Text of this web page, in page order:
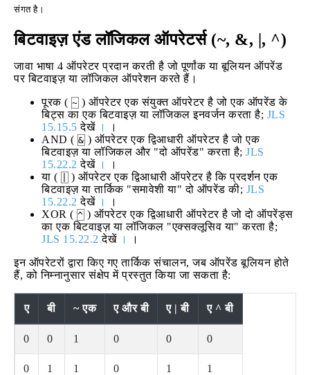
संगत है।
बिटवाइज़ एंड लॉजिकल ऑपरेटर्स (~, &, |, ^)
जावा भाषा 4 ऑपरेटर प्रदान करती है जो पूर्णांक या बूलियन ऑपरेंड
पर बिटवाइज़ या लॉजिकल ऑपरेशन करते हैं।
पूरक ( ~ ) ऑपरेटर एक संयुक्त ऑपरेटर है जो एक ऑपरेंड के
बिट्स का एक बिटवाइज़ या लॉजिकल इनवर्जन करता है; JLS
15.15.5 देखें ।
।
AND ( & ) ऑपरेटर एक द्विआधारी ऑपरेटर है जो एक
बिटवाइज़ या लॉजिकल और "दो ऑपरेंड" करता है; JLS
15.22.2 देखें ।
।
या (
) ऑपरेटर एक द्विआधारी ऑपरेटर है कि प्रदर्शन एक
बिटवाइज़ या तार्किक "समावेशी या" दो ऑपरेंड की; JLS
15.22.2 देखें ।
।
XOR ( ^ ) ऑपरेटर एक द्विआधारी ऑपरेटर है जो दो ऑपरेंड्स
का एक बिटवाइज़ या लॉजिकल "एक्सक्लूसिव या" करता है;
JLS 15.22.2 देखें ।
।
इन ऑपरेटरों द्वारा किए गए तार्किक संचालन, जब ऑपरेंड बूलियन होते
हैं, को निम्नानुसार संक्षेप में प्रस्तुत किया जा सकता है:
ए बी ~ एक ए और बी ए | बी ए ^ बी
0 0 1 0 0 0
0 1 1 0 1 1